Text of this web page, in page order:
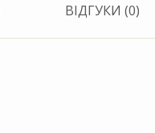
ВІДГУКИ (0)